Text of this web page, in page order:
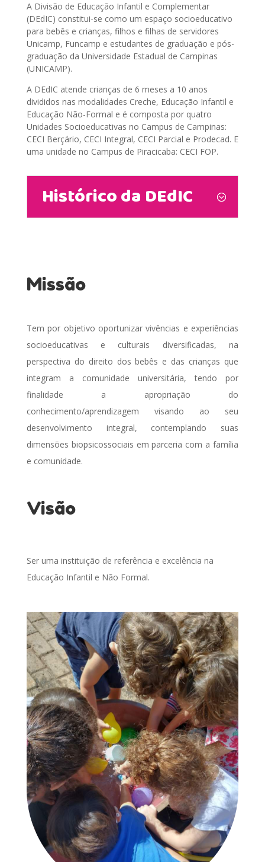
A Divisão de Educação Infantil e Complementar
(DEdIC) constitui-se como um espaço socioeducativo
para bebês e crianças, filhos e filhas de servidores
Unicamp, Funcamp e estudantes de graduação e pós-
graduação da Universidade Estadual de Campinas
(UNICAMP).
A DEdIC atende crianças de 6 meses a 10 anos
divididos nas modalidades Creche, Educação Infantil e
Educação Não-Formal e é composta por quatro
Unidades Socioeducativas no Campus de Campinas:
CECI Berçário, CECI Integral, CECI Parcial e Prodecad. E
uma unidade no Campus de Piracicaba: CECI FOP.
Histórico da DEdIC
Missão
Tem por objetivo oportunizar vivências e experiências
socioeducativas e culturais diversificadas, na
perspectiva do direito dos bebês e das crianças que
integram a comunidade universitária, tendo por
finalidade a apropriação do
conhecimento/aprendizagem visando ao seu
desenvolvimento integral, contemplando suas
dimensões biopsicossociais em parceria com a família
e comunidade.
Visão
Ser uma instituição de referência e excelência na
Educação Infantil e Não Formal.